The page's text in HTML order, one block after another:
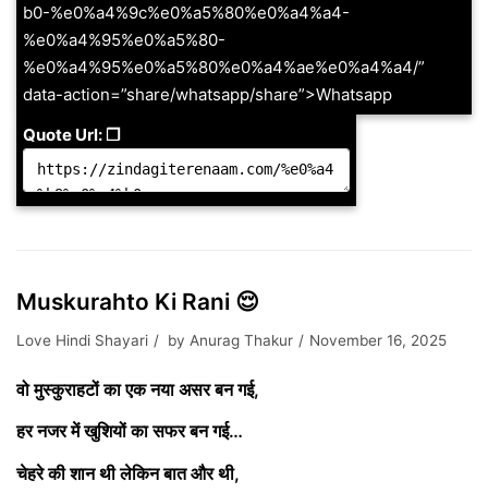
b0-%e0%a4%9c%e0%a5%80%e0%a4%a4-
%e0%a4%95%e0%a5%80-
%e0%a4%95%e0%a5%80%e0%a4%ae%e0%a4%a4/”
data-action=”share/whatsapp/share”>Whatsapp
Quote Url: ❐
Muskurahto Ki Rani 😌
Love Hindi Shayari by Anurag Thakur November 16, 2025
वो मुस्कुराहटों का एक नया असर बन गई,
हर नजर में खुशियों का सफर बन गई…
चेहरे की शान थी लेकिन बात और थी,